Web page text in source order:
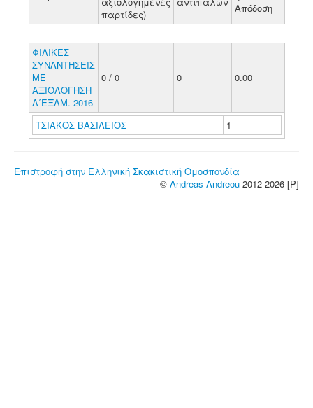
παρτίδες)
Απόδοση
ΦΙΛΙΚΕΣ
ΣΥΝΑΝΤΗΣΕΙΣ
ΜΕ
ΑΞΙΟΛΟΓΗΣΗ
Α΄ΕΞΑΜ. 2016
0 / 0 0 0.00
ΤΣΙΑΚΟΣ ΒΑΣΙΛΕΙΟΣ 1
Επιστροφή στην Ελληνική Σκακιστική Ομοσπονδία
© Andreas Andreou 2012-2026 [P]